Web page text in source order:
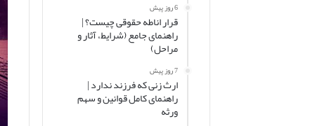
6 روز پیش
قرار اناطه حقوقی چیست؟ |
راهنمای جامع (شرایط، آثار و
مراحل)
7 روز پیش
ارث زنی که فرزند ندارد |
راهنمای کامل قوانین و سهم
ورثه